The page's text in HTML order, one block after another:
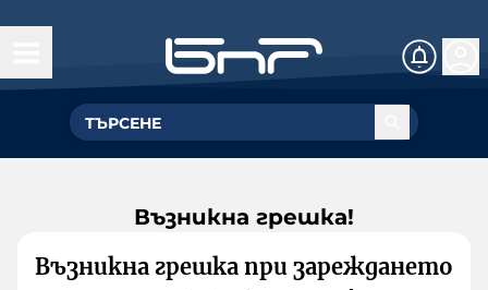
Възникна грешка!
Възникна грешка при зареждането